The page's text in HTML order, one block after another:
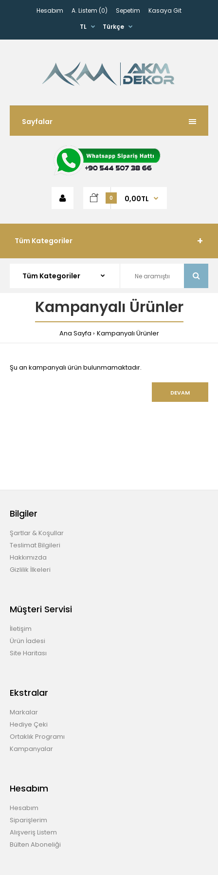
Hesabım A. Listem (0) Sepetim
Kasaya Git
TL
Türkçe
Sayfalar
0 0,00TL
Tüm Kategoriler
Kampanyalı Ürünler
Ana Sayfa Kampanyalı Ürünler
Şu an kampanyalı ürün bulunmamaktadır.
DEVAM
Bilgiler
Şartlar & Koşullar
Teslimat Bilgileri
Hakkımızda
Gizlilik İlkeleri
Müşteri Servisi
İletişim
Ürün İadesi
Site Haritası
Ekstralar
Markalar
Hediye Çeki
Ortaklık Programı
Kampanyalar
Hesabım
Hesabım
Siparişlerim
Alışveriş Listem
Bülten Aboneliği